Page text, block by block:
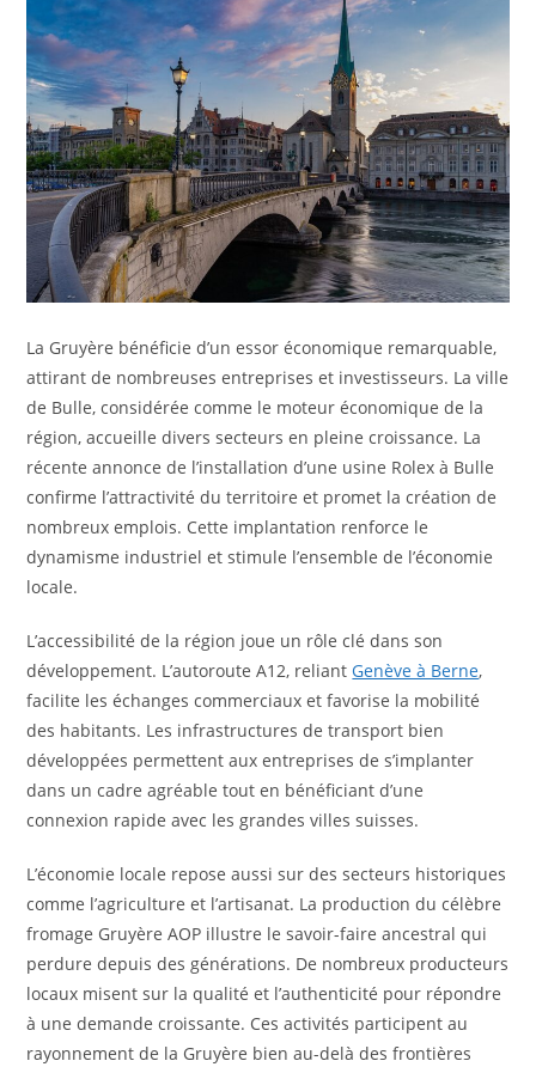
La Gruyère bénéficie d’un essor économique remarquable,
attirant de nombreuses entreprises et investisseurs. La ville
de Bulle, considérée comme le moteur économique de la
région, accueille divers secteurs en pleine croissance. La
récente annonce de l’installation d’une usine Rolex à Bulle
confirme l’attractivité du territoire et promet la création de
nombreux emplois. Cette implantation renforce le
dynamisme industriel et stimule l’ensemble de l’économie
locale.
L’accessibilité de la région joue un rôle clé dans son
développement. L’autoroute A12, reliantGenève à Berne,
facilite les échanges commerciaux et favorise la mobilité
des habitants. Les infrastructures de transport bien
développées permettent aux entreprises de s’implanter
dans un cadre agréable tout en bénéficiant d’une
connexion rapide avec les grandes villes suisses.
L’économie locale repose aussi sur des secteurs historiques
comme l’agriculture et l’artisanat. La production du célèbre
fromage Gruyère AOP illustre le savoir-faire ancestral qui
perdure depuis des générations. De nombreux producteurs
locaux misent sur la qualité et l’authenticité pour répondre
à une demande croissante. Ces activités participent au
rayonnement de la Gruyère bien au-delà des frontières